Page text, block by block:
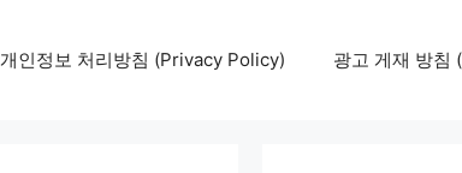
개인정보 처리방침 (Privacy Policy) 광고 게재 방